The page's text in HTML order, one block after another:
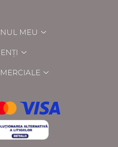
MEU